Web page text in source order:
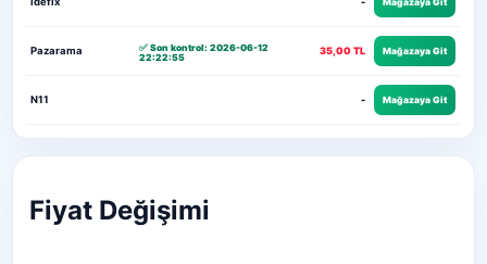
Mağazaya Git
Pazarama
✅ Son kontrol: 2026-06-12
22:22:55
35,00 TL Mağazaya Git
N11 - Mağazaya Git
Fiyat Değişimi